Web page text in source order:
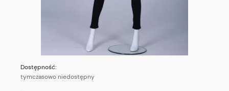
Dostępność:
tymczasowo niedostępny